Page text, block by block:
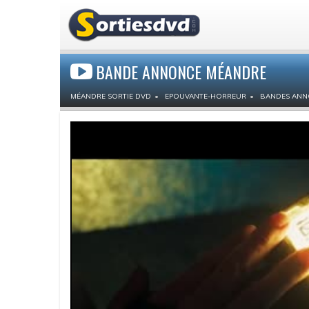
BANDE ANNONCE MÉANDRE
MÉANDRE SORTIE DVD EPOUVANTE-HORREUR BANDES